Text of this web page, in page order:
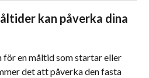
kan påverka dina
för en måltid som startar eller
det att påverka den fasta